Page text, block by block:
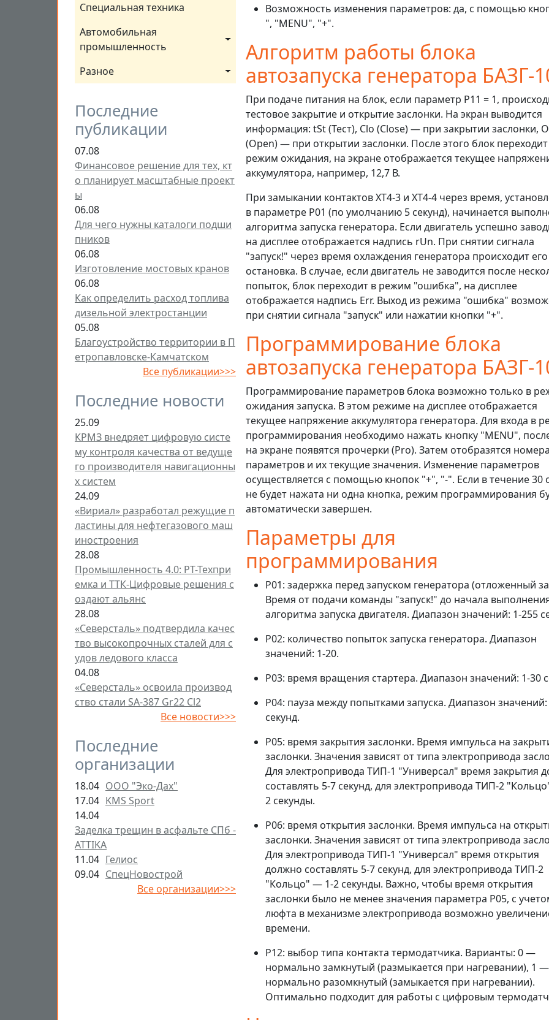
Специальная техника
Автомобильная
промышленность
Разное
Последние
публикации
07.08
Финансовое решение для тех, кт
о планирует масштабные проект
ы
06.08
Для чего нужны каталоги подши
пников
06.08
Изготовление мостовых кранов
06.08
Как определить расход топлива
дизельной электростанции
05.08
Благоустройство территории в П
етропавловске-Камчатском
Все публикации>>>
Последние новости
25.09
КРМЗ внедряет цифровую систе
му контроля качества от ведуще
го производителя навигационны
х систем
24.09
«Вириал» разработал режущие п
ластины для нефтегазового маш
иностроения
28.08
Промышленность 4.0: РТ-Техпри
емка и ТТК-Цифровые решения с
оздают альянс
28.08
«Северсталь» подтвердила качес
тво высокопрочных сталей для с
удов ледового класса
04.08
«Северсталь» освоила производ
ство стали SA-387 Gr22 Cl2
Все новости>>>
Последние
организации
18.04 ООО "Эко-Дах"
17.04 KMS Sport
14.04
Заделка трещин в асфальте СПб -
ATTIKA
11.04 Гелиос
09.04 СпецНовострой
Все организации>>>
Возможность изменения параметров: да, с помощью
", "MENU", "+".
Алгоритм работы блока
автозапуска генератора БАЗГ-
При подаче питания на блок, если параметр Р11 = 1,
тестовое закрытие и открытие заслонки. На экран выводится
информация: tSt (Тест), Clo (Close) — при закрытии заслонки,
(Open) — при открытии заслонки. После этого блок
режим ожидания, на экране отображается текущее
аккумулятора, например, 12,7 В.
При замыкании контактов XT4-3 и XT4-4 через время,
в параметре Р01 (по умолчанию 5 секунд), начинается
алгоритма запуска генератора. Если двигатель успешно
на дисплее отображается надпись rUn. При снятии сигнала
"запуск!" через время охлаждения генератора происходит его
остановка. В случае, если двигатель не заводится после
попыток, блок переходит в режим "ошибка", на дисплее
отображается надпись Err. Выход из режима "ошибка"
при снятии сигнала "запуск" или нажатии кнопки "+".
Программирование блока
автозапуска генератора БАЗГ-
Программирование параметров блока возможно только в
ожидания запуска. В этом режиме на дисплее отображается
текущее напряжение аккумулятора генератора. Для входа в
программирования необходимо нажать кнопку "MENU",
на экране появятся прочерки (Pro). Затем отобразятся
параметров и их текущие значения. Изменение параметров
осуществляется с помощью кнопок "+", "-". Если в течение 30
не будет нажата ни одна кнопка, режим программирования
автоматически завершен.
Параметры для
программирования
Р01: задержка перед запуском генератора (отложенный
Время от подачи команды "запуск!" до начала
алгоритма запуска двигателя. Диапазон значений: 1-255
Р02: количество попыток запуска генератора. Диапазон
значений: 1-20.
Р03: время вращения стартера. Диапазон значений: 1-30
Р04: пауза между попытками запуска. Диапазон значений:
секунд.
Р05: время закрытия заслонки. Время импульса на
заслонки. Значения зависят от типа электропривода
Для электропривода ТИП-1 "Универсал" время закрытия
составлять 5-7 секунд, для электропривода ТИП-2
2 секунды.
Р06: время открытия заслонки. Время импульса на
заслонки. Значения зависят от типа электропривода
Для электропривода ТИП-1 "Универсал" время открытия
должно составлять 5-7 секунд, для электропривода ТИП-2
"Кольцо" — 1-2 секунды. Важно, чтобы время открытия
заслонки было не менее значения параметра Р05, с
люфта в механизме электропривода возможно
времени.
Р12: выбор типа контакта термодатчика. Варианты: 0 —
нормально замкнутый (размыкается при нагревании), 1 —
нормально разомкнутый (замыкается при нагревании).
Оптимально подходит для работы с цифровым